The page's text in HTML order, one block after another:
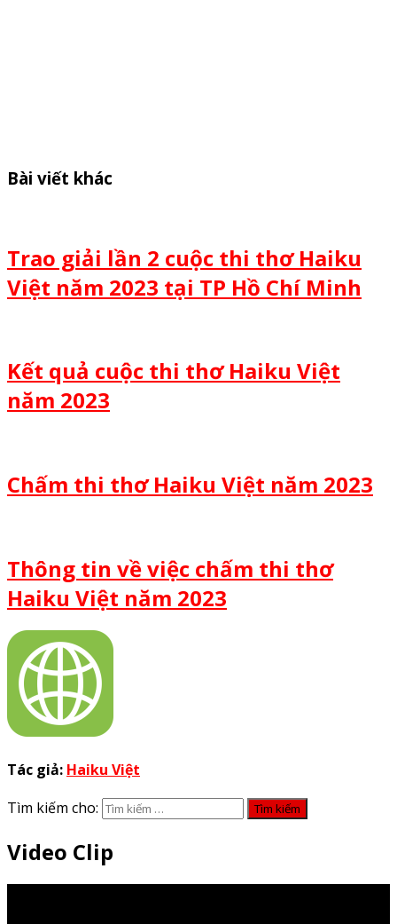
Bài viết khác
Trao giải lần 2 cuộc thi thơ Haiku
Việt năm 2023 tại TP Hồ Chí Minh
Kết quả cuộc thi thơ Haiku Việt
năm 2023
Chấm thi thơ Haiku Việt năm 2023
Thông tin về việc chấm thi thơ
Haiku Việt năm 2023
Tác giả: Haiku Việt
Tìm kiếm cho:
Video Clip